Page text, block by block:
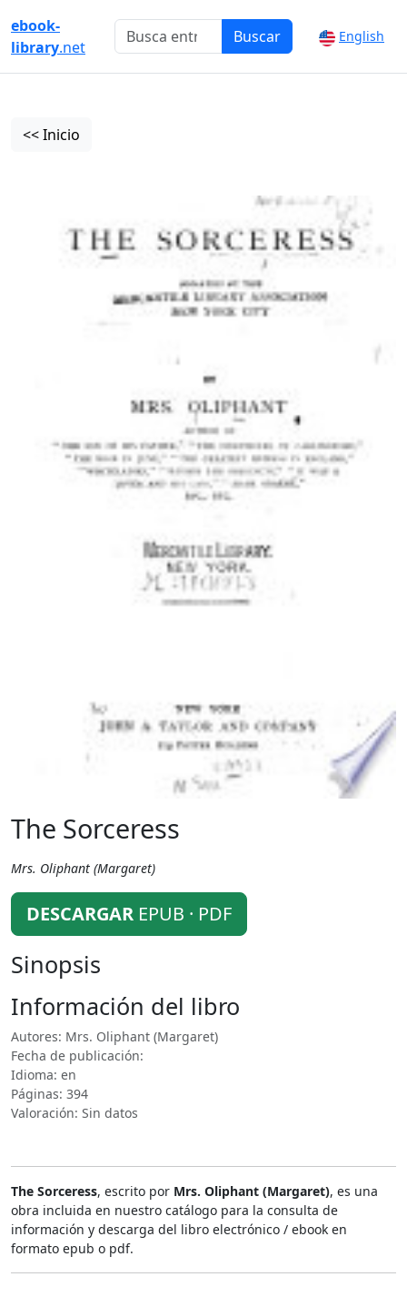
ebook-
library.net
Buscar English
<< Inicio
The Sorceress
Mrs. Oliphant (Margaret)
DESCARGAR EPUB · PDF
Sinopsis
Información del libro
Autores: Mrs. Oliphant (Margaret)
Fecha de publicación:
Idioma: en
Páginas: 394
Valoración: Sin datos
The Sorceress, escrito por Mrs. Oliphant (Margaret), es una
obra incluida en nuestro catálogo para la consulta de
información y descarga del libro electrónico / ebook en
formato epub o pdf.